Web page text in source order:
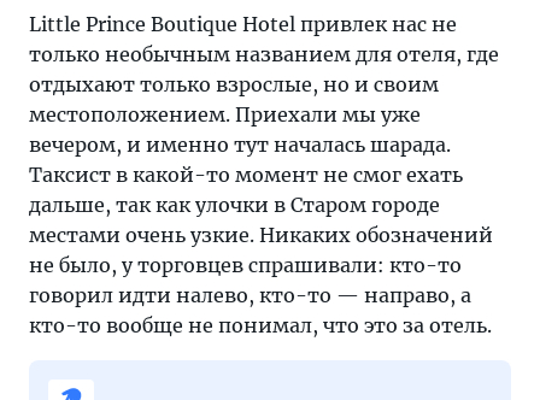
Little Prince Boutique Hotel привлек нас не
только необычным названием для отеля, где
отдыхают только взрослые, но и своим
местоположением. Приехали мы уже
вечером, и именно тут началась шарада.
Таксист в какой-то момент не смог ехать
дальше, так как улочки в Старом городе
местами очень узкие. Никаких обозначений
не было, у торговцев спрашивали: кто-то
говорил идти налево, кто-то — направо, а
кто-то вообще не понимал, что это за отель.